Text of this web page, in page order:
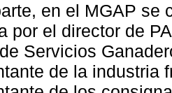
en el MGAP se
por el director de
Servicios
de la industria